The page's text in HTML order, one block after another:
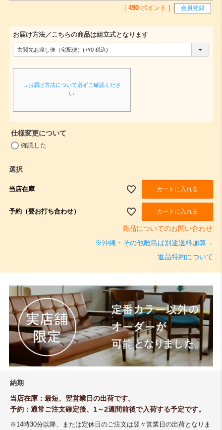
490 ポイント ] 会員登録
お届け方法／こちらの商品は組立式となります
→お届け方法について必ずご確認くださ
い
仕様変更について
確認した
選択
当店在庫 カートに入れる
予約（要お打ち合わせ） カートに入れる
商品についてのお問い合わせ
※沖縄・その他離島は別途送料加算→
返品特約について
納期
当店在庫：最短、翌営業日の出荷です。
予約：通常ご注文確定後、1～2週間前後で入荷する予定です。
※14時30分以降、または定休日のご注文は翌々営業日の出荷となりま